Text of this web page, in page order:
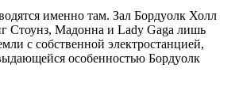
именно там. Зал Бордуолк Холл
Стоунз, Мадонна и Lady Gaga лишь
с собственной электростанцией,
особенностью Бордуолк